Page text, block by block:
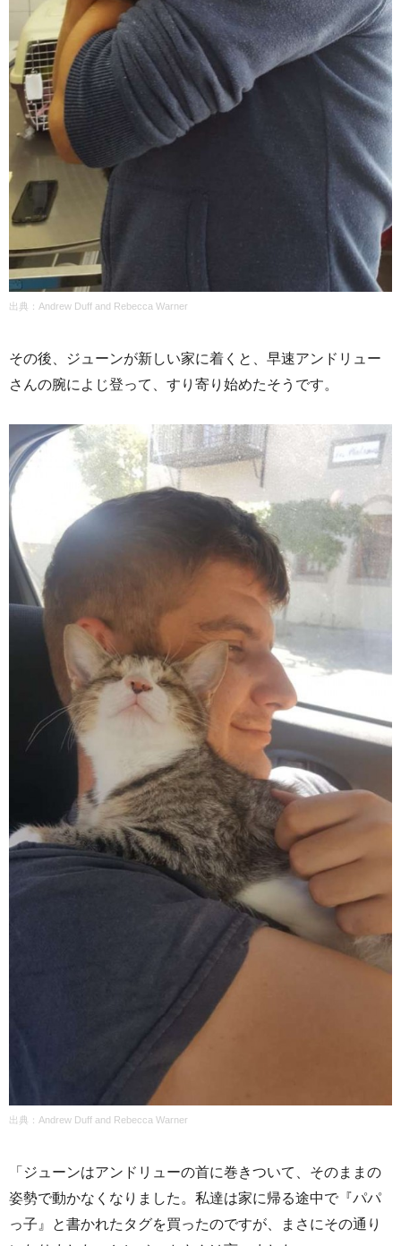
出典：Andrew Duff and Rebecca Warner
その後、ジューンが新しい家に着くと、早速アンドリュー
さんの腕によじ登って、すり寄り始めたそうです。
出典：Andrew Duff and Rebecca Warner
「ジューンはアンドリューの首に巻きついて、そのままの
姿勢で動かなくなりました。私達は家に帰る途中で『パパ
っ子』と書かれたタグを買ったのですが、まさにその通り